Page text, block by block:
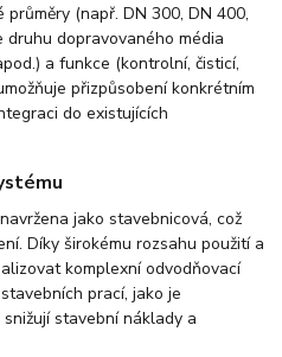
(např. DN 300, DN 400,
dopravovaného média
a funkce (kontrolní, čisticí,
přizpůsobení konkrétním
do existujících
jako stavebnicová, což
Díky širokému rozsahu použití a
komplexní odvodňovací
prací, jako je
stavební náklady a